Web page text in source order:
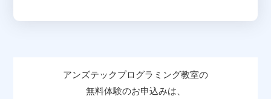
アンズテックプログラミング教室の
無料体験のお申込みは、